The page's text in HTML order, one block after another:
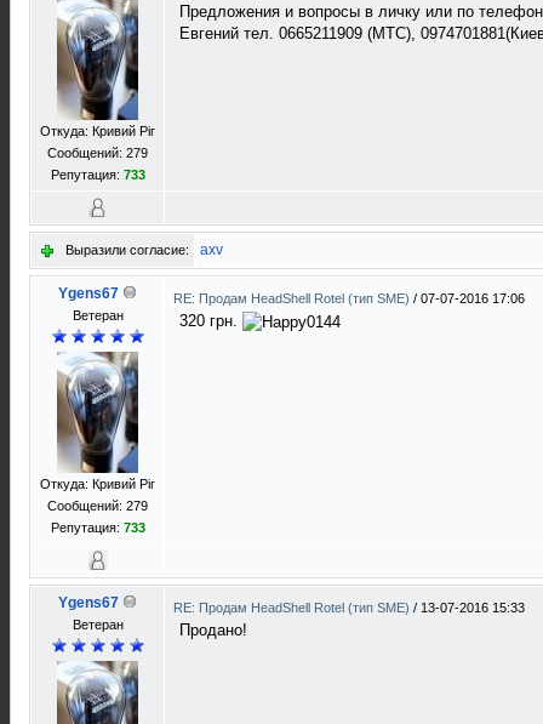
Откуда: Кривий Ріг
Сообщений: 279
Репутация: 733
Предложения и вопросы в личку или по
Евгений тел. 0665211909 (МТС),
Выразили согласие: axv
Ygens67
Ветеран
Откуда: Кривий Ріг
Сообщений: 279
Репутация: 733
RE: Продам HeadShell Rotel (тип SME) / 07-07-2016 17:06
320 грн.
Ygens67
Ветеран
RE: Продам HeadShell Rotel (тип SME) / 13-07-2016 15:33
Продано!